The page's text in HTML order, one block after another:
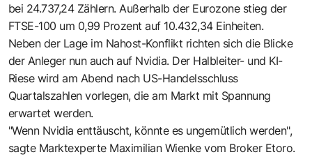
bei 24.737,24 Zählern. Außerhalb der Eurozone stieg der
FTSE-100 um 0,99 Prozent auf 10.432,34 Einheiten.
Neben der Lage im Nahost-Konflikt richten sich die Blicke
der Anleger nun auch auf Nvidia. Der Halbleiter- und KI-
Riese wird am Abend nach US-Handelsschluss
Quartalszahlen vorlegen, die am Markt mit Spannung
erwartet werden.
"Wenn Nvidia enttäuscht, könnte es ungemütlich werden",
sagte Marktexperte Maximilian Wienke vom Broker Etoro.